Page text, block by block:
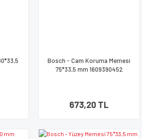
Bosch - Cam Koruma Memesi
75*33,5 mm 1609390452
673,20 TL